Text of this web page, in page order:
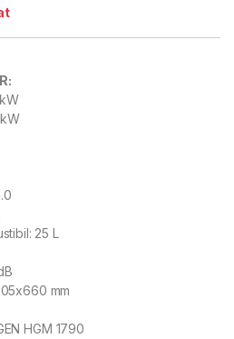
25 L
mm
HGM 1790